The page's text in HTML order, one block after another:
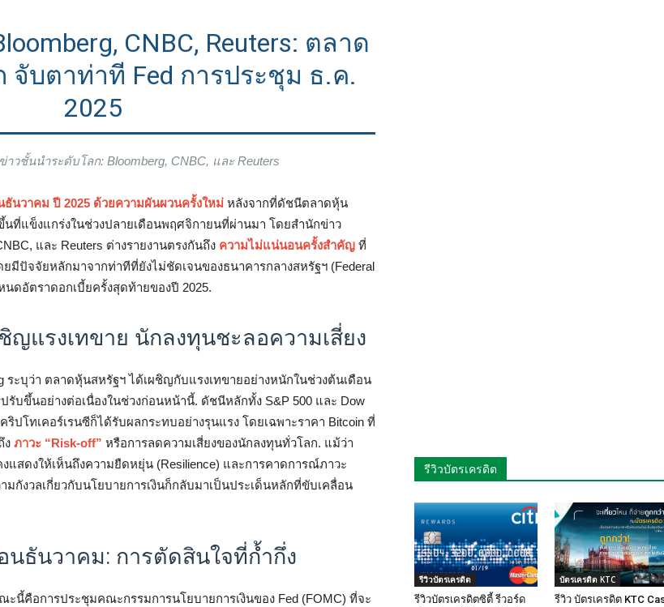
CNBC, Reuters: ตลาด
บตาท่าที Fed การประชุม ธ.ค.
2025
าวชั้นนำระดับโลก: Bloomberg, CNBC, และ Reuters
ธันวาคม ปี 2025 ด้วยความผันผวนครั้งใหม่ หลังจากที่ดัชนีตลาดหุ้น
นที่แข็งแกร่งในช่วงปลายเดือนพฤศจิกายนที่ผ่านมา โดยสำนักข่าว
และ Reuters ต่างรายงานตรงกันถึง ความไม่แน่นอนครั้งสำคัญ ที่
มีปัจจัยหลักมาจากท่าทีที่ยังไม่ชัดเจนของธนาคารกลางสหรัฐฯ (Federal
นดอัตราดอกเบี้ยครั้งสุดท้ายของปี 2025.
ญแรงเทขาย นักลงทุนชะลอความเสี่ยง
ระบุว่า ตลาดหุ้นสหรัฐฯ ได้เผชิญกับแรงเทขายอย่างหนักในช่วงต้นเดือน
รับขึ้นอย่างต่อเนื่องในช่วงก่อนหน้านี้. ดัชนีหลักทั้ง S&P 500 และ Dow
ปโทเคอร์เรนซีก็ได้รับผลกระทบอย่างรุนแรง โดยเฉพาะราคา Bitcoin ที่
ง ภาวะ “Risk-off” หรือการลดความเสี่ยงของนักลงทุนทั่วโลก. แม้ว่า
แสดงให้เห็นถึงความยืดหยุ่น (Resilience) และการคาดการณ์ภาวะ
กังวลเกี่ยวกับนโยบายการเงินก็กลับมาเป็นประเด็นหลักที่ขับเคลื่อน
นธันวาคม: การตัดสินใจที่ก้ำกึ่ง
นี้คือการประชุมคณะกรรมการนโยบายการเงินของ Fed (FOMC) ที่จะ
รีวิวบัตรเครดิต
รีวิวบัตรเครดิต
รีวิวบัตรเครดิตซิตี้ รีวอร์ด
บัตรเครดิต KTC
รีวิว บัตรเครดิต KTC